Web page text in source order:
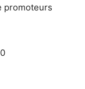
promoteurs